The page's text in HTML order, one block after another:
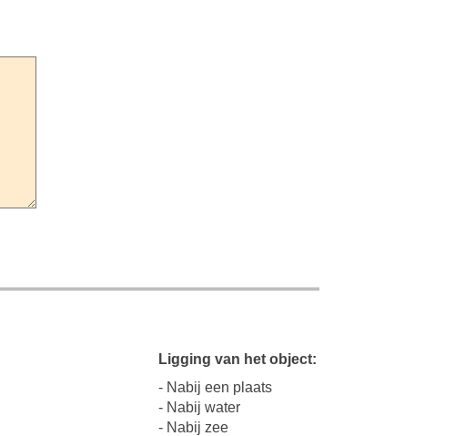
Ligging van het object:
- Nabij een plaats
- Nabij water
- Nabij zee